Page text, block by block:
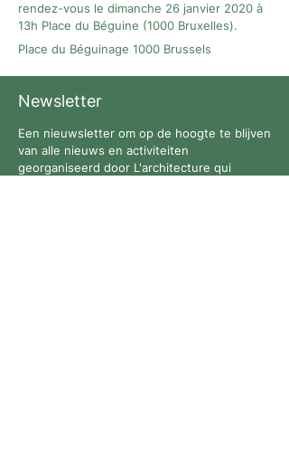
rendez-vous le dimanche 26 janvier 2020 à
13h Place du Béguine (1000 Bruxelles).
Place du Béguinage 1000 Brussels
Newsletter
Een nieuwsletter om op de hoogte te blijven
van alle nieuws en activiteiten
georganiseerd door L'architecture qui